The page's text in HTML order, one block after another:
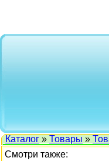
Каталог » Товары »
Смотри также: